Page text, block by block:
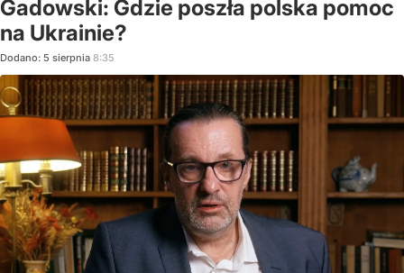
Gadowski: Gdzie poszła polska pomoc
na Ukrainie?
Dodano: 5 sierpnia 8:35